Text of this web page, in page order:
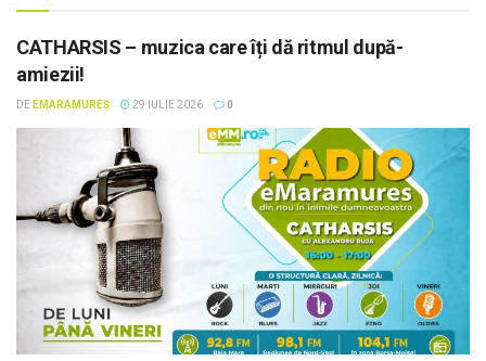
CATHARSIS – muzica care îți dă ritmul după-
amiezii!
DE EMARAMUREȘ 29 IULIE 2026 0